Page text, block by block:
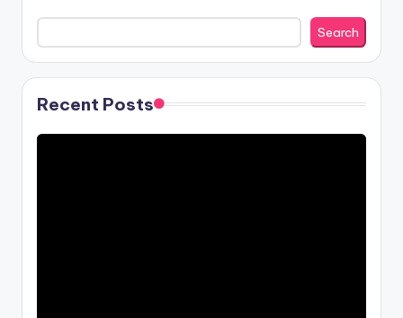
Search
Recent Posts